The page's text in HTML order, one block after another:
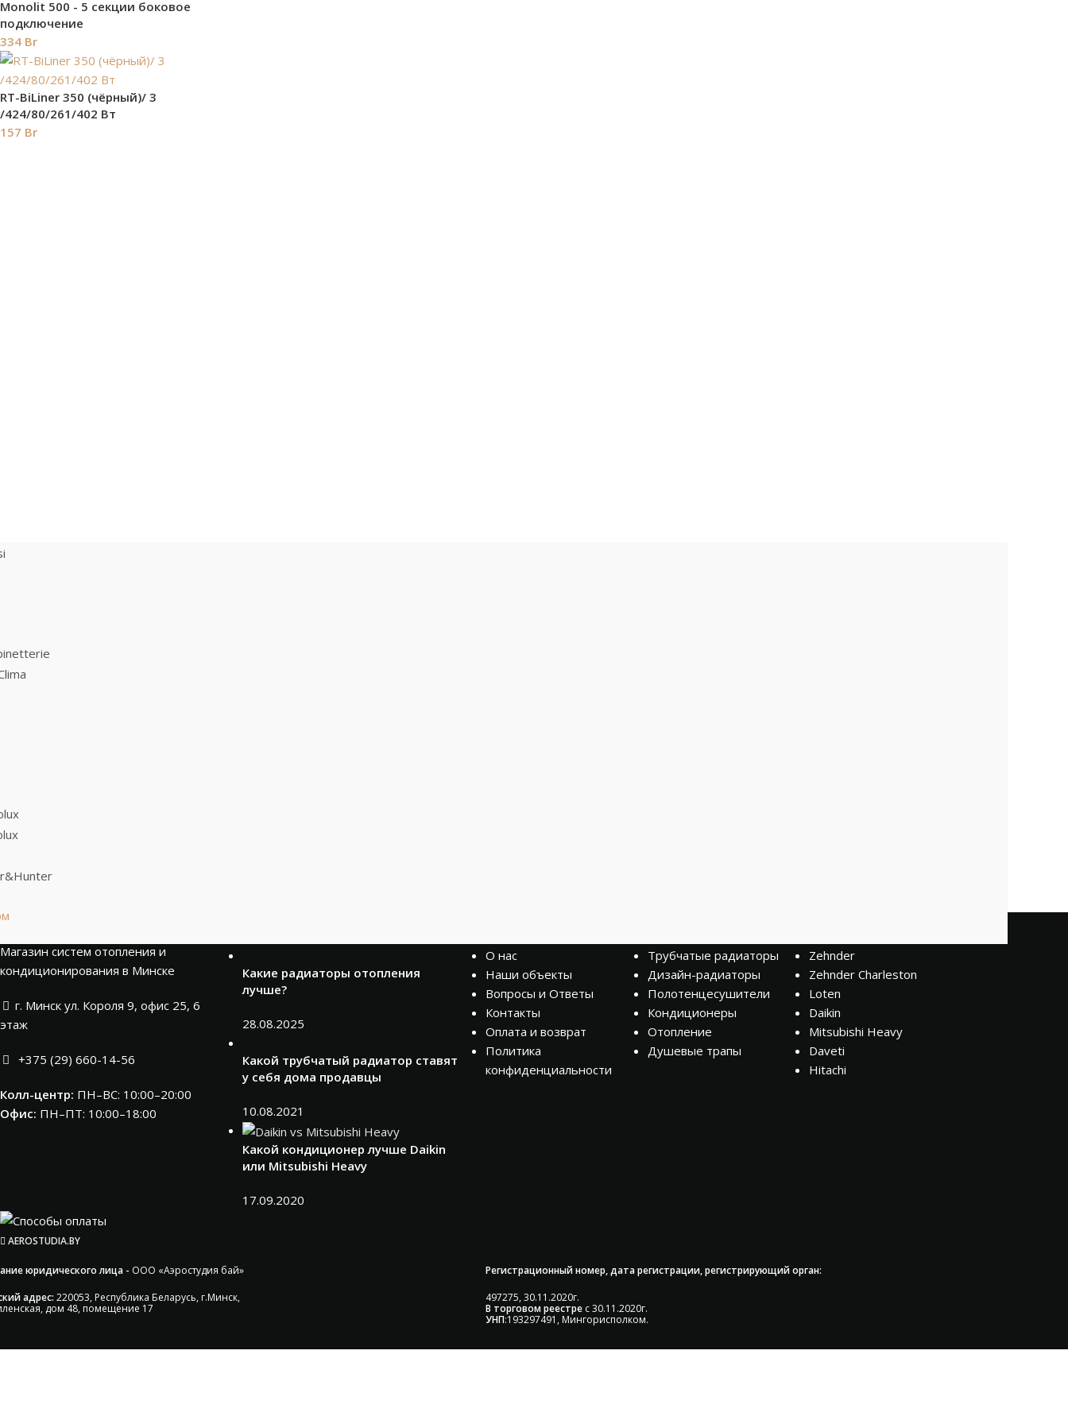
Monolit 500 - 5 секции боковое
подключение
334 Br
RT-BiLiner 350 (чёрный)/ 3
/424/80/261/402 Вт
157 Br
Магазин систем отопления и
кондиционирования в Минске
г. Минск ул. Короля 9, офис 25, 6
этаж
+375 (29) 660-14-56
Колл-центр: ПН–ВС: 10:00–20:00​
Офис: ПН–ПТ: 10:00–18:00
Какие радиаторы отопления
лучше?
28.08.2025
Какой трубчатый радиатор ставят
у себя дома продавцы
10.08.2021
Какой кондиционер лучше Daikin
или Mitsubishi Heavy
17.09.2020
О нас
Наши объекты
Вопросы и Ответы
Контакты
Оплата и возврат
Политика
конфиденциальности
Трубчатые радиаторы
Дизайн-радиаторы
Полотенцесушители
Кондиционеры
Отопление
Душевые трапы
Zehnder
Zehnder Charleston
Loten
Daikin
Mitsubishi Heavy
Daveti
Hitachi
AEROSTUDIA.BY
юридического лица - ООО «Аэростудия бай»
адрес: 220053, Республика Беларусь, г.Минск,
дом 48, помещение 17
Регистрационный номер, дата регистрации, регистрирующий орган:
497275, 30.11.2020г.
В торговом реестре с 30.11.2020г.
УНП:193297491, Мингорисполком.